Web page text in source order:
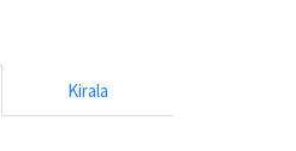
Kirala